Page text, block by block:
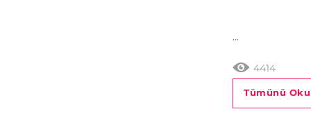
...
4414
Tümünü Oku